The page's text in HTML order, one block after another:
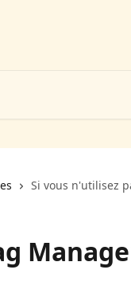
Si vous n'utilisez